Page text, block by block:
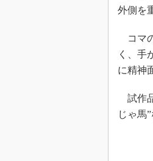
外側を
コマ
く、手
に精神
試作
じゃ馬